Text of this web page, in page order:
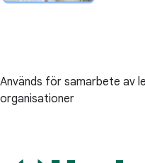
Används för samarbete av
organisationer